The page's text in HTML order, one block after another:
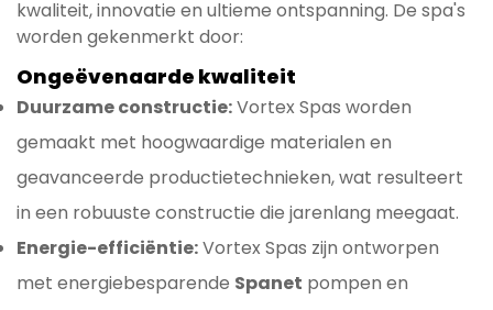
kwaliteit, innovatie en ultieme ontspanning. De spa's
worden gekenmerkt door:
Ongeëvenaarde kwaliteit
Duurzame constructie:Vortex Spas worden
gemaakt met hoogwaardige materialen en
geavanceerde productietechnieken, wat resulteert
in een robuuste constructie die jarenlang meegaat.
Energie-efficiëntie:Vortex Spas zijn ontworpen
met energiebesparende Spanet pompen en